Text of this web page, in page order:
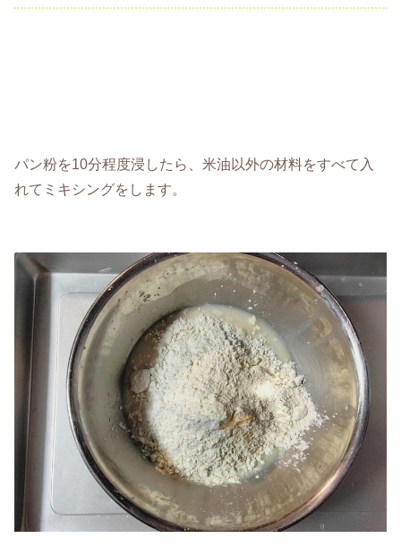
パン粉を10分程度浸したら、米油以外の材料をすべて入
れてミキシングをします。